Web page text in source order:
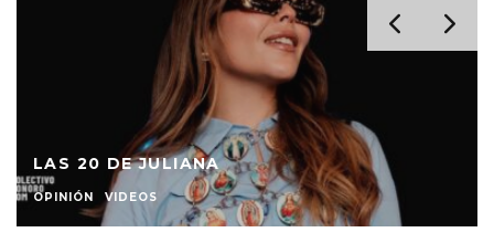
LAS 20 DE DILSON DÍAZ LA PESTILENCIA
OPINIÓN VIDEOS